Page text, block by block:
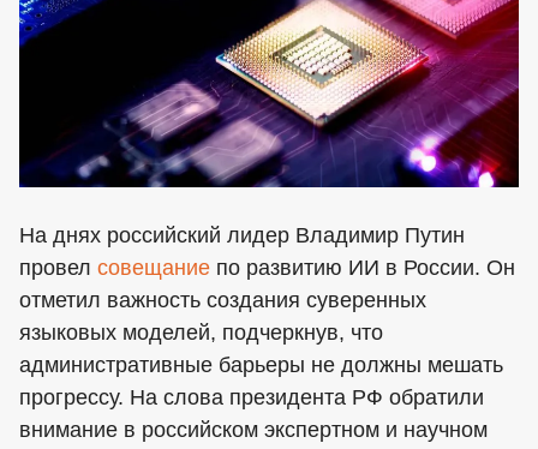
На днях российский лидер Владимир Путин
провел совещание по развитию ИИ в России. Он
отметил важность создания суверенных
языковых моделей, подчеркнув, что
административные барьеры не должны мешать
прогрессу. На слова президента РФ обратили
внимание в российском экспертном и научном